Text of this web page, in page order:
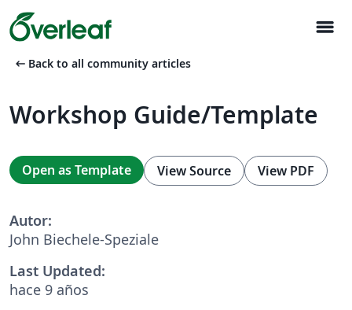
menu
arrow_left_alt Back to all community articles
Workshop Guide/Template
Open as Template View Source View PDF
Autor:
John Biechele-Speziale
Last Updated:
hace 9 años